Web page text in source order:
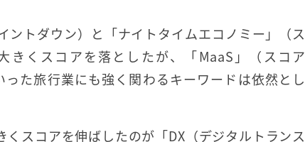
トダウン）と「ナイトタイムエコノミー」（ス
くスコアを落としたが、「MaaS」（スコア
た旅行業にも強く関わるキーワードは依然とし
スコアを伸ばしたのが「DX（デジタルトランス